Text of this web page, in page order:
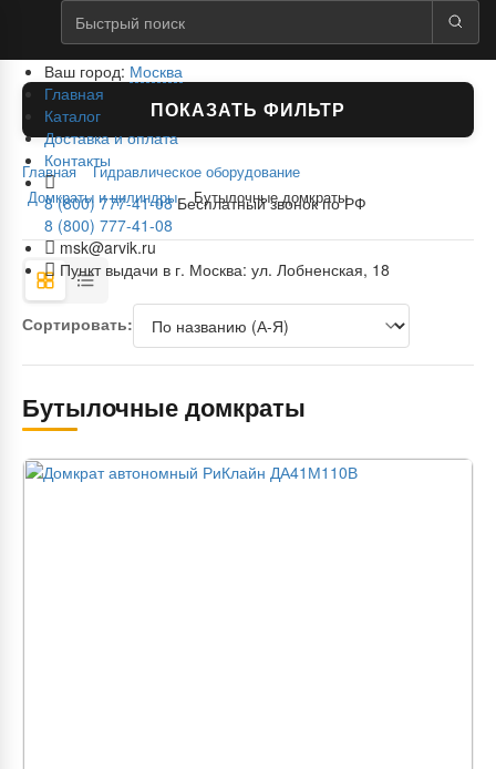
Ваш город: Москва
Главная
Каталог
Доставка и оплата
Контакты
8 (800) 777-41-08 Бесплатный звонок по РФ
8 (800) 777-41-08
msk@arvik.ru
Пункт выдачи в г. Москва: ул. Лобненская, 18
ПОКАЗАТЬ ФИЛЬТР
Главная
Гидравлическое оборудование
Домкраты и цилиндры
Бутылочные домкраты
Сортировать:
Бутылочные домкраты